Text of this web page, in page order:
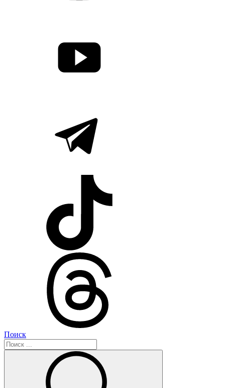
Поиск